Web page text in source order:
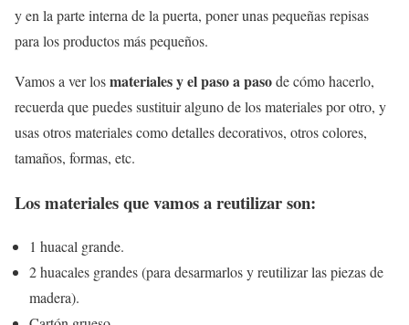
y en la parte interna de la puerta, poner unas pequeñas repisas
para los productos más pequeños.
Vamos a ver losmateriales y el paso a pasode cómo hacerlo,
recuerda que puedes sustituir alguno de los materiales por otro, y
usas otros materiales como detalles decorativos, otros colores,
tamaños, formas, etc.
Los materiales que vamos a reutilizar son:
1 huacal grande.
2 huacales grandes (para desarmarlos y reutilizar las piezas de
madera).